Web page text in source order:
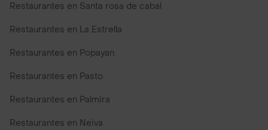
Restaurantes en Santa rosa de cabal
Restaurantes en La Estrella
Restaurantes en Popayan
Restaurantes en Pasto
Restaurantes en Palmira
Restaurantes en Neiva